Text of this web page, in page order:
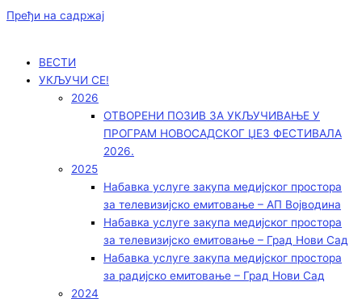
Пређи на садржај
ВЕСТИ
УКЉУЧИ СЕ!
2026
ОТВОРЕНИ ПОЗИВ ЗА УКЉУЧИВАЊЕ У
ПРОГРАМ НОВОСАДСКОГ ЏЕЗ ФЕСТИВАЛА
2026.
2025
Набавка услуге закупа медијског простора
за телевизијско емитовање – АП Војводинa
Набавка услуге закупа медијског простора
за телевизијско емитовање – Град Нови Сад
Набавка услуге закупа медијског простора
за радијско емитовање – Град Нови Сад
2024